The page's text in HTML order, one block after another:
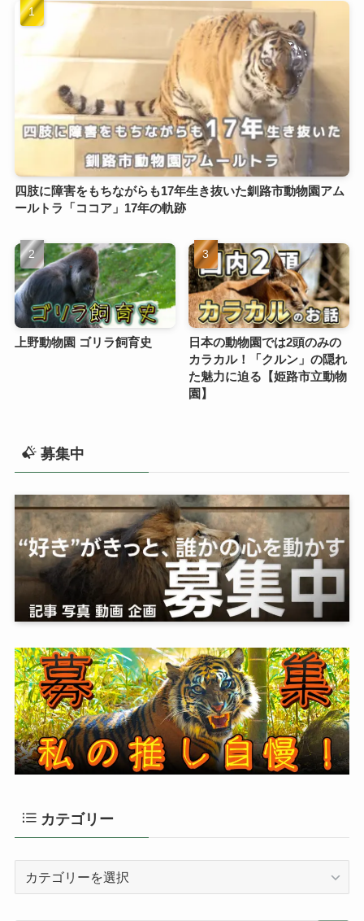
四肢に障害をもちながらも17年生き抜いた釧路市動物園アム
ールトラ「ココア」17年の軌跡
上野動物園 ゴリラ飼育史
日本の動物園では2頭のみの
カラカル！「クルン」の隠れ
た魅力に迫る【姫路市立動物
園】
募集中
カテゴリー